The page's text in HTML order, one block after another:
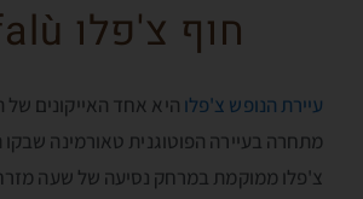
חוף צ'פלו Cefalù
עיירת הנופש צ'פלו היא אחד האייקונים של
מתחרה בעיירה הפוטוגנית טאורמינה
צ'פלו ממוקמת במרחק נסיעה של שעה